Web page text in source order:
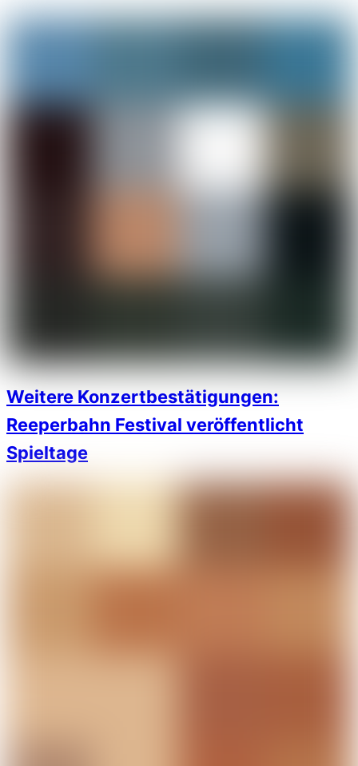
Weitere Konzertbestätigungen:
Reeperbahn Festival veröffentlicht
Spieltage